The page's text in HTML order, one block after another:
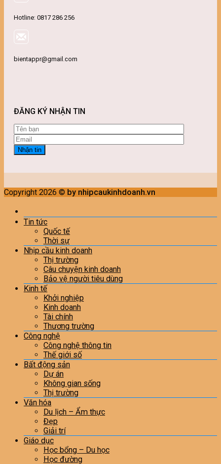
Hotline: 0817 286 256
bientappr@gmail.com
ĐĂNG KÝ NHẬN TIN
Copyright 2026 © by nhipcaukinhdoanh.vn
Tin tức
Quốc tế
Thời sự
Nhịp cầu kinh doanh
Thị trường
Câu chuyện kinh doanh
Bảo vệ người tiêu dùng
Kinh tế
Khởi nghiệp
Kinh doanh
Tài chính
Thương trường
Công nghệ
Công nghệ thông tin
Thế giới số
Bất động sản
Dự án
Không gian sống
Thị trường
Văn hóa
Du lịch – Ẩm thực
Đẹp
Giải trí
Giáo dục
Học bổng – Du học
Học đường